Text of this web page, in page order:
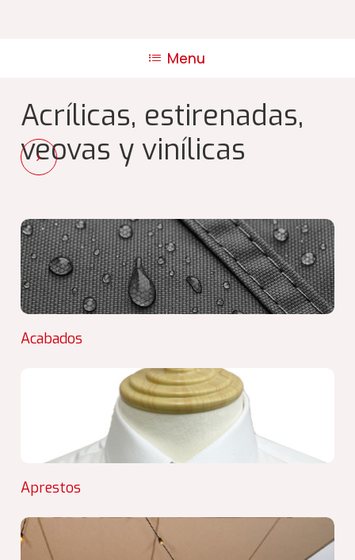
Menu
Acrílicas, estirenadas,
veovas y vinílicas
Acabados
Aprestos